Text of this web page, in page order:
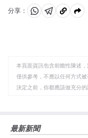
止購買更多的資產，
投資。這將對澳元有
分享：
分 分 複
板
本頁面資訊包含前瞻性陳述
僅供參考，不應以任何方式
決定之前，你都應該做充分
觀點，並不代表FXStreet或
最新新聞